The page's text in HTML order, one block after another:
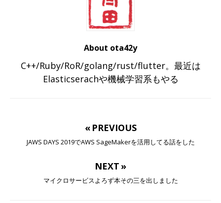
About ota42y
C++/Ruby/RoR/golang/rust/flutter。最近は
Elasticserachや機械学習系もやる
« PREVIOUS
JAWS DAYS 2019でAWS SageMakerを活用してる話をした
NEXT »
マイクロサービスよろず本その三を出しました